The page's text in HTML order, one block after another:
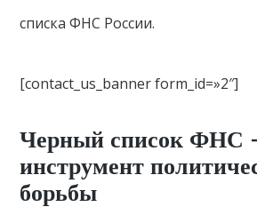
списка ФНС России.
[contact_us_banner form_id=»2″]
Черный список ФНС
инструмент
борьбы